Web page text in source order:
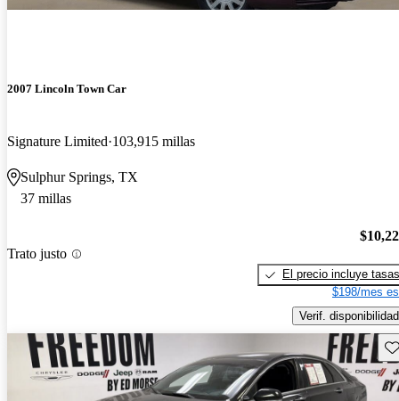
2007 Lincoln Town Car
Signature Limited 103,915 millas
Sulphur Springs, TX
37 millas
Trato justo
El precio incluye tasas
$198/mes
Verif. disponibilidad